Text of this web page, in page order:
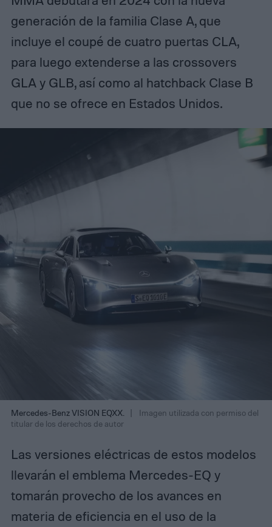
generación de la familia Clase A, que
incluye el coupé de cuatro puertas CLA,
para luego extenderse a las crossovers
GLA y GLB, así como al hatchback Clase B
que no se ofrece en Estados Unidos.
Mercedes-Benz VISION EQXX.
Imagen utilizada con permiso del
titular de los derechos de autor
Las versiones eléctricas de estos modelos
llevarán el emblema Mercedes-EQ y
tomarán provecho de los avances en
materia de eficiencia en el uso de la